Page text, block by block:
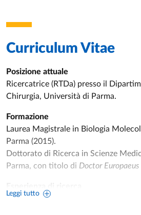
Curriculum Vitae
Leggi tutto
Posizione attuale
Ricercatrice (RTDa) presso il
Chirurgia, Università di Parma.
Formazione
Laurea Magistrale in Biologia
Parma (2015).
Dottorato di Ricerca in Scienze
Parma, con titolo di Doctor Europaeus
Ha svolto attività di ricerca presso il